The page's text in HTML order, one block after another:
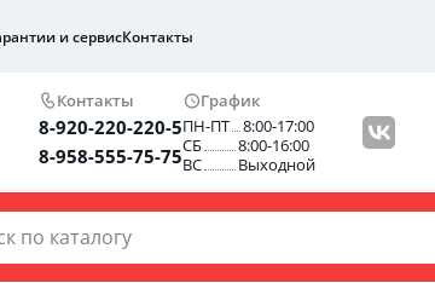
и сервисКонтакты
Контакты
8-920-220-220-5
8-958-555-75-75
График
ПН-ПТ
8:00-17:00
СБ
8:00-16:00
ВС
Выходной